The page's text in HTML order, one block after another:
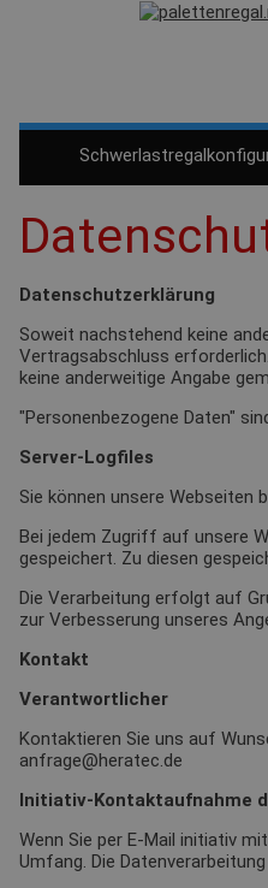
Datenschutzerklärung
Soweit nachstehend keine
Vertragsabschluss
keine anderweitige Angabe
"Personenbezogene Daten"
Server-Logfiles
Sie können unsere Webseiten
Bei jedem Zugriff auf unsere
gespeichert. Zu diesen
Die Verarbeitung erfolgt auf
zur Verbesserung unseres
Kontakt
Verantwortlicher
Kontaktieren Sie uns auf
anfrage@heratec.de
Initiativ-Kontaktaufnahme
Wenn Sie per E-Mail initiativ
Umfang. Die